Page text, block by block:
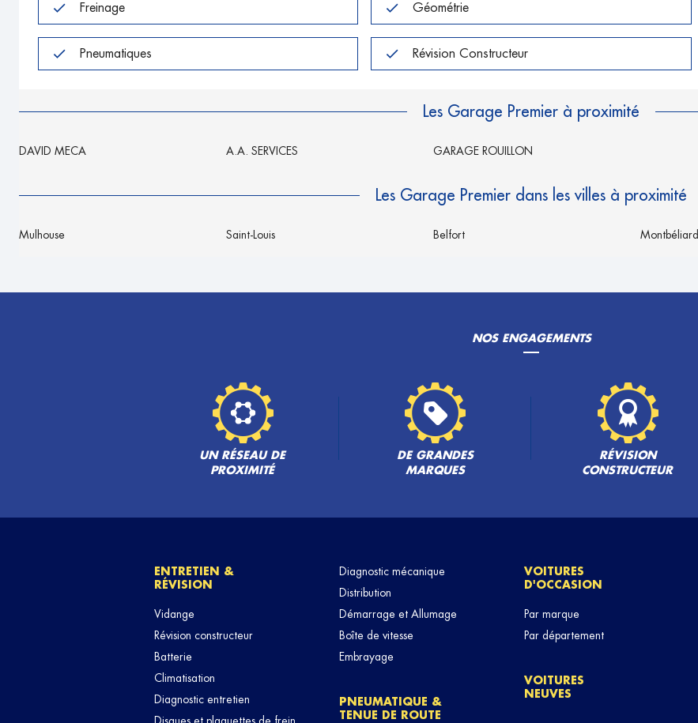
Freinage Géométrie
Pneumatiques Révision Constructeur
Les Garage Premier à proximité
DAVID MECA A.A. SERVICES GARAGE ROUILLON
Les Garage Premier dans les villes à proximité
Mulhouse Saint-Louis Belfort Montbéliard
NOS ENGAGEMENTS
UN RÉSEAU DE
PROXIMITÉ
DE GRANDES
MARQUES
RÉVISION
CONSTRUCTEUR
ENTRETIEN &
RÉVISION
Vidange
Révision constructeur
Batterie
Climatisation
Diagnostic entretien
Disques et plaquettes de frein
Diagnostic mécanique
Distribution
Démarrage et Allumage
Boîte de vitesse
Embrayage
PNEUMATIQUE &
TENUE DE ROUTE
VOITURES
D'OCCASION
Par marque
Par département
VOITURES
NEUVES